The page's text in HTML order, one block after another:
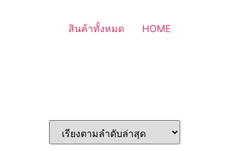
สินค้าทั้งหมด HOME